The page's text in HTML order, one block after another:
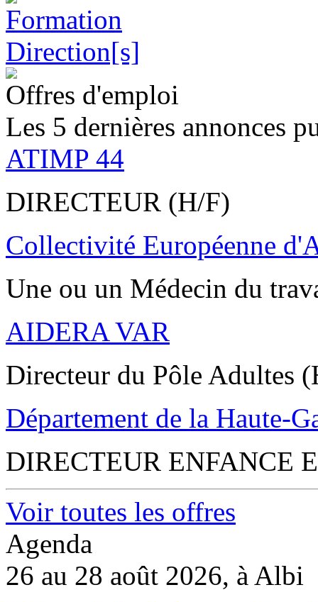
Offres d'emploi
Les 5 dernières annonces
ATIMP 44
DIRECTEUR (H/F)
Collectivité Européenne
Une ou un Médecin du
AIDERA VAR
Directeur du Pôle Adultes
Département de la Haute-
DIRECTEUR ENFANCE
Voir toutes les offres
Agenda
26 au 28 août 2026, à Albi